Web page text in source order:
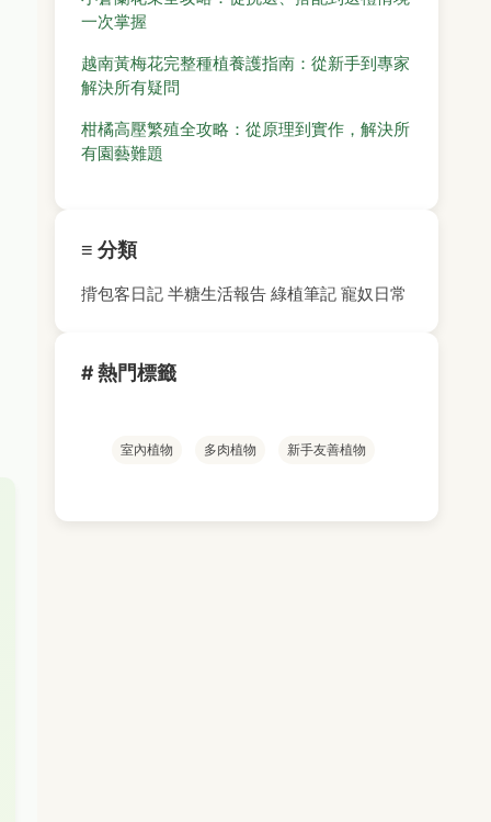
一次掌握
越南黃梅花完整種植養護指南：從新手到專家
解決所有疑問
柑橘高壓繁殖全攻略：從原理到實作，解決所
有園藝難題
≡ 分類
揹包客日記 半糖生活報告 綠植筆記 寵奴日常
# 熱門標籤
室內植物 多肉植物 新手友善植物